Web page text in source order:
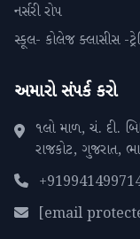
નર્સરી રોપ
સ્કૂલ- કોલેજ ક્લાસીસ -
અમારો સંપર્ક કરો
૧લો માળ, ચં. દી.
રાજકોટ, ગુજરાત,
[email